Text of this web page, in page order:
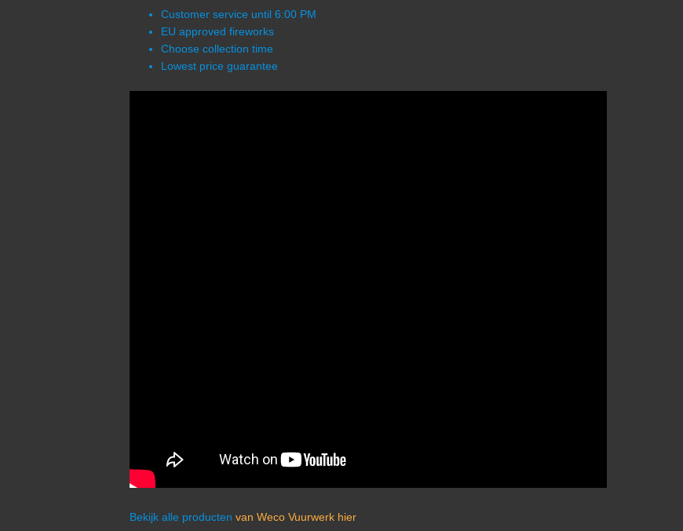
Customer service until 6:00 PM
EU approved fireworks
Choose collection time
Lowest price guarantee
Bekijk alle producten van Weco Vuurwerk hier